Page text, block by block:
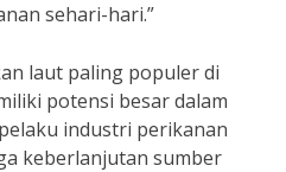
sehari-hari.”
laut paling populer di
potensi besar dalam
industri perikanan
keberlanjutan sumber